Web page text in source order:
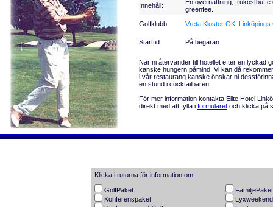
nnehåll:
En övernattning, frukostbuffé
greenfee.
Golfklubb:
Vreta Kloster GK Linköpings
Starttid: På begäran
När ni återvänder till hotellet efter en lyckad
kanske hungern påmind. Vi kan då
i vår restaurang kanske önskar ni
en stund i cocktailbaren.
För mer information kontakta Elite Hotel
direkt med att fylla i formuläret och klicka på
Klicka i rutorna för information om:
GolfPaket
Konferenspaket
FamiljePaket
Lyxweekend